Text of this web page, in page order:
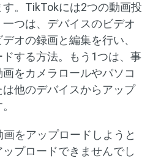
。TikTokには2つの動画投
つは、デバイスのビデオ
オの録画と編集を行い、
する方法。もう1つは、事
をカメラロールやパソコ
他のデバイスからアップ
をアップロードしようと
プロードできませんでし